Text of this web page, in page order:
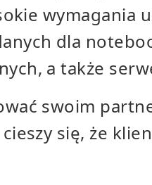
wymagania
dla
a także
swoim
się, że